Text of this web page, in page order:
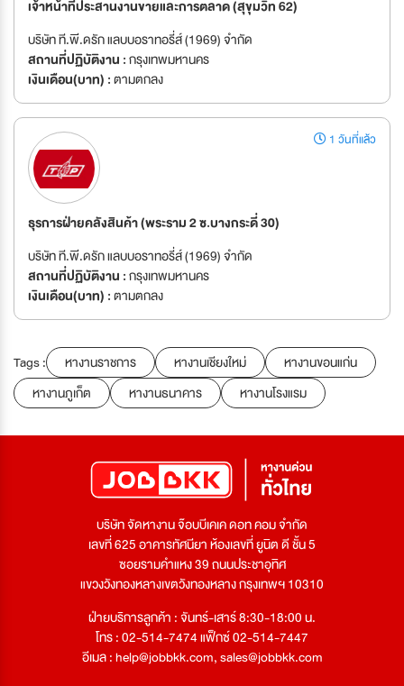
เจ้าหน้าที่ประสานงานขายและการตลาด (สุขุมวิท 62)
บริษัท ที.พี.ดรัก แลบบอราทอรี่ส์ (1969) จำกัด
สถานที่ปฏิบัติงาน :กรุงเทพมหานคร
เงินเดือน(บาท) :ตามตกลง
1 วันที่แล้ว
ธุรการฝ่ายคลังสินค้า (พระราม 2 ซ.บางกระดี่ 30)
บริษัท ที.พี.ดรัก แลบบอราทอรี่ส์ (1969) จำกัด
สถานที่ปฏิบัติงาน :กรุงเทพมหานคร
เงินเดือน(บาท) :ตามตกลง
Tags : หางานราชการ หางานเชียงใหม่
หางานขอนแก่น
หางานภูเก็ต
หางานธนาคาร หางานโรงแรม
บริษัท จัดหางาน จ๊อบบีเคเค ดอท คอม จำกัด
เลขที่ 625 อาคารทัศนียา ห้องเลขที่ ยูนิต ดี ชั้น 5
ซอยรามคำแหง 39 ถนนประชาอุทิศ
แขวงวังทองหลางเขตวังทองหลาง กรุงเทพฯ 10310
ฝ่ายบริการลูกค้า : จันทร์-เสาร์ 8:30-18:00 น.
โทร : 02-514-7474 แฟ็กซ์ 02-514-7447
อีเมล :help@jobbkk.com,sales@jobbkk.com